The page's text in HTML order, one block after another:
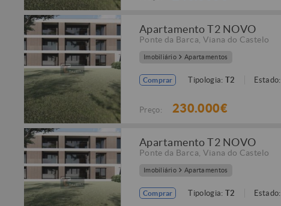
Apartamento T2 NOVO
Ponte da Barca Viana do Castelo
Imobiliário Apartamentos
Comprar Tipologia: T2 Estado:
Preço: 230.000€
Apartamento T2 NOVO
Ponte da Barca Viana do Castelo
Imobiliário Apartamentos
Comprar Tipologia: T2 Estado: